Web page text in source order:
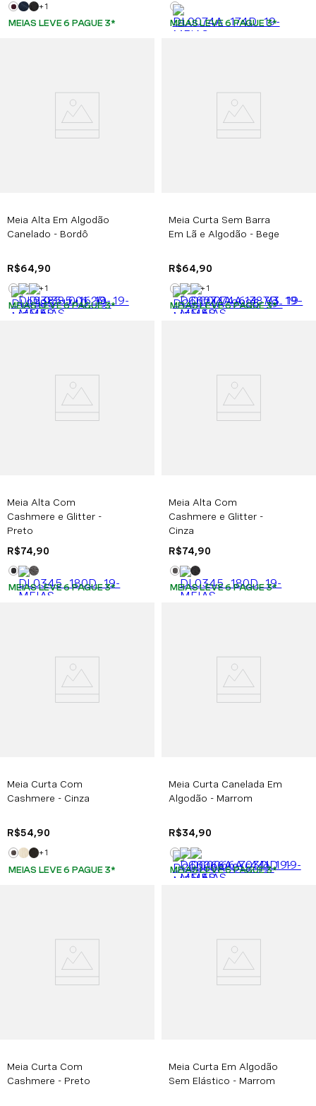
+1
MEIAS LEVE 6 PAGUE 3* MEIAS LEVE 6 PAGUE 3*
Meia Alta Em Algodão
Canelado - Bordô
R$64,90
+1
MEIAS LEVE 6 PAGUE 3*
Meia Curta Sem Barra
Em Lã e Algodão - Bege
R$64,90
+1
MEIAS LEVE 6 PAGUE 3*
Meia Alta Com
Cashmere e Glitter -
Preto
R$74,90
MEIAS LEVE 6 PAGUE 3*
Meia Alta Com
Cashmere e Glitter -
Cinza
R$74,90
MEIAS LEVE 6 PAGUE 3*
Meia Curta Com
Cashmere - Cinza
R$54,90
+1
MEIAS LEVE 6 PAGUE 3*
Meia Curta Canelada Em
Algodão - Marrom
R$34,90
MEIAS LEVE 6 PAGUE 3*
Meia Curta Com
Cashmere - Preto
Meia Curta Em Algodão
Sem Elástico - Marrom